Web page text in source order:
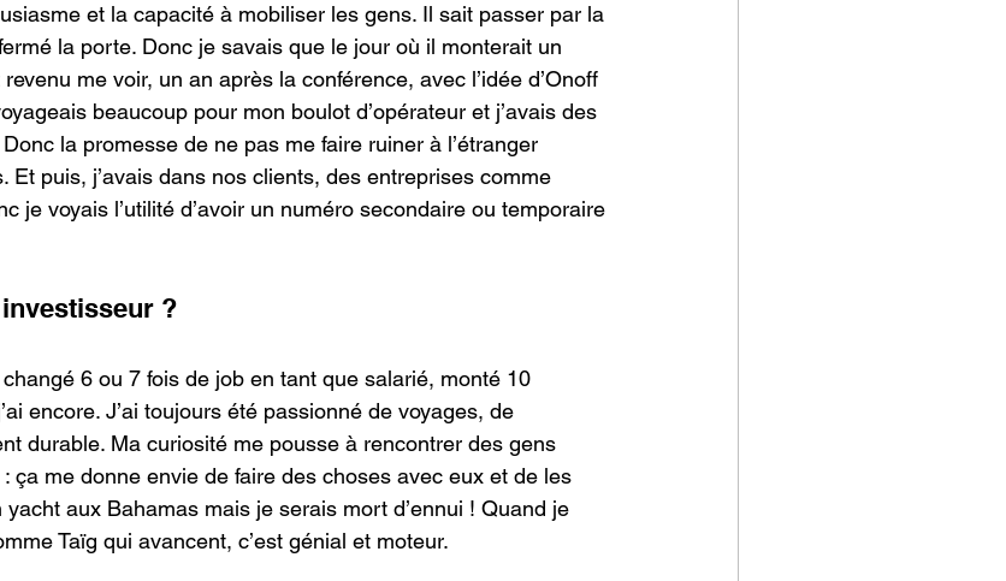
et la capacité à mobiliser les gens. Il sait passer par la
la porte. Donc je savais que le jour où il monterait un
me voir, un an après la conférence, avec l’idée d’Onoff
beaucoup pour mon boulot d’opérateur et j’avais des
la promesse de ne pas me faire ruiner à l’étranger
Et puis, j’avais dans nos clients, des entreprises comme
je voyais l’utilité d’avoir un numéro secondaire ou temporaire
?
6 ou 7 fois de job en tant que salarié, monté 10
encore. J’ai toujours été passionné de voyages, de
durable. Ma curiosité me pousse à rencontrer des gens
ça me donne envie de faire des choses avec eux et de les
aux Bahamas mais je serais mort d’ennui ! Quand je
Taïg qui avancent, c’est génial et moteur.